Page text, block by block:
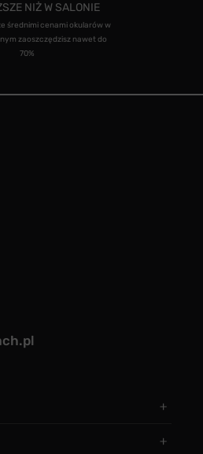
NIŻ W SALONIE
średnimi cenami okularów w
zaoszczędzisz nawet do
70%